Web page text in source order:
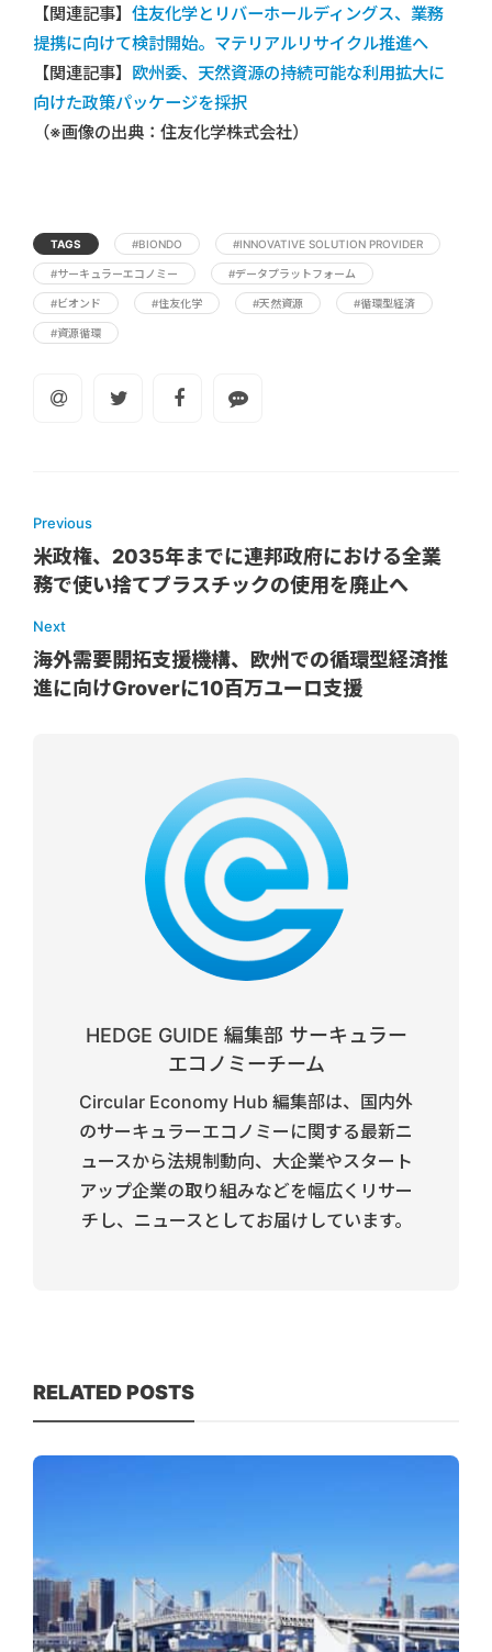
【関連記事】 住友化学とリバーホールディングス、業務
提携に向けて検討開始。マテリアルリサイクル推進へ
【関連記事】 欧州委、天然資源の持続可能な利用拡大に
向けた政策パッケージを採択
（※画像の出典：住友化学株式会社）
TAGS #BIONDO #INNOVATIVE SOLUTION PROVIDER
#サーキュラーエコノミー #データプラットフォーム
#ビオンド #住友化学 #天然資源 #循環型経済
#資源循環
Previous
米政権、2035年までに連邦政府における全業
務で使い捨てプラスチックの使用を廃止へ
Next
海外需要開拓支援機構、欧州での循環型経済推
進に向けGroverに10百万ユーロ支援
HEDGE GUIDE 編集部 サーキュラー
エコノミーチーム
Circular Economy Hub 編集部は、国内外
のサーキュラーエコノミーに関する最新ニ
ュースから法規制動向、大企業やスタート
アップ企業の取り組みなどを幅広くリサー
チし、ニュースとしてお届けしています。
RELATED POSTS